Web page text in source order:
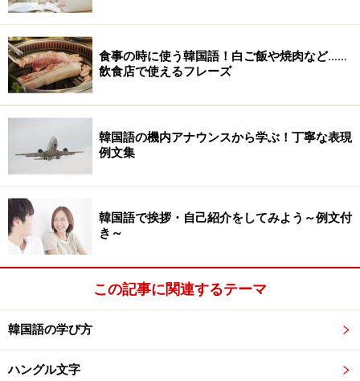
あなたの教科書は、「-요」と「-(스)ㅂ니다」、どちらが先
に出てくる？
皆さんが勉強されている韓国語の学習書を開いて、最初
に「～です、～ます」が出てきたところを見てみてくだ
さい。例文の語尾は、「-요」と「-(스)ㅂ니다」のどちら
になっていますか？
● 학교에가요
（ハッキョエ カヨ／学校へ行きます）
● 이 사람이 영수
◆ 학교에갑니다
（ハッキョエ カムニダ／学校へ行き
◆ 이 사람이 영수
（イ サラミ ヨンスイムニダ
食事の時に使う韓国語！白ご飯や焼肉など……
飲食店で使えるフレーズ
韓国語の機内アナウンスから学ぶ！丁寧な表現
例文集
韓国語で挨拶・自己紹介をしてみよう～例文付
き～
この記事に関連するテーマ
韓国語の学び方
ハングル文字